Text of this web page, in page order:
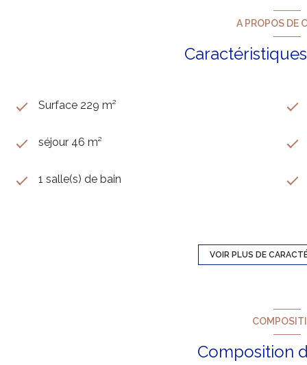
A PROPOS DE
Surface 229 m²
séjour 46 m²
1 salle(s) de bain
VOIR PLUS DE
Composition